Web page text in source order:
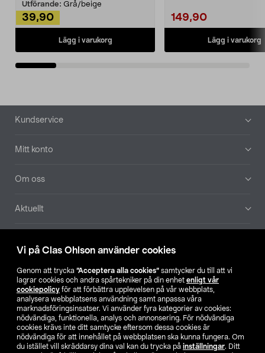
Vi på Clas Ohlson använder cookies
Genom att trycka ”Acceptera alla cookies” samtycker du till att vi
lagrar cookies och andra spårtekniker på din enhet enligt vår
cookiepolicy för att förbättra upplevelsen på vår webbplats,
analysera webbplatsens användning samt anpassa våra
marknadsföringsinsatser. Vi använder fyra kategorier av cookies:
nödvändiga, funktionella, analys och annonsering. För nödvändiga
cookies krävs inte ditt samtycke eftersom dessa cookies är
nödvändiga för att innehållet på webbplatsen ska kunna fungera. Om
du istället vill skräddarsy dina val kan du trycka på inställningar. Ditt
Utförande: Grå/beige
39,90
Lägg i varukorg
149,90
Lägg i varukorg
Sidfot
Kundservice
Mitt konto
Om oss
Aktuellt
Hitta butik
SE NO FI